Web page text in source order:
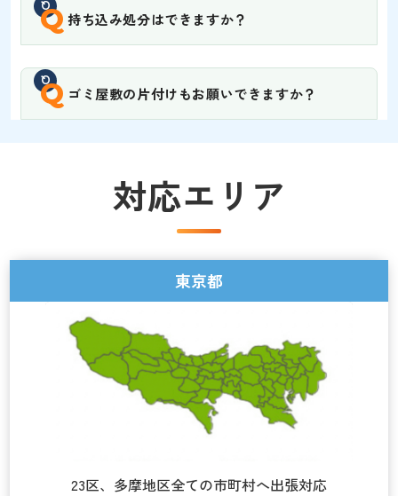
Q 持ち込み処分はできますか？
Q ゴミ屋敷の片付けもお願いできますか？
対応エリア
東京都
23区、多摩地区全ての市町村へ出張対応